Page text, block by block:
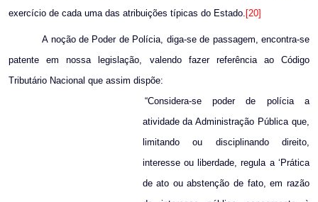
exercício de cada uma das atribuições típicas do Estado. [20]
A noção de Poder de Polícia, diga-se de passagem, encontra-se
patente em nossa legislação, valendo fazer referência ao Código
Tributário Nacional que assim dispõe:
“Considera-se poder de polícia a
atividade da Administração Pública que,
limitando ou disciplinando direito,
interesse ou liberdade, regula a ‘Prática
de ato ou abstenção de fato, em razão